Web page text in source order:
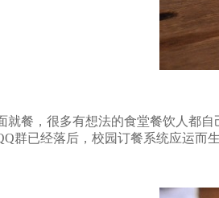
餐，很多有想法的食堂餐饮人都
群已经落后，校园订餐系统应运而